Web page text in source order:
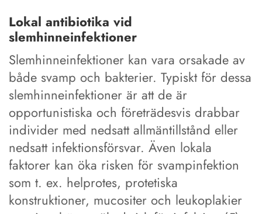
Lokal antibiotika vid
slemhinneinfektioner
Slemhinneinfektioner kan vara orsakade av
både svamp och bakterier. Typiskt för dessa
slemhinneinfektioner är att de är
opportunistiska och företrädesvis drabbar
individer med nedsatt allmäntillstånd eller
nedsatt infektionsförsvar. Även lokala
faktorer kan öka risken för svampinfektion
som t. ex. helprotes, protetiska
konstruktioner, mucositer och leukoplakier